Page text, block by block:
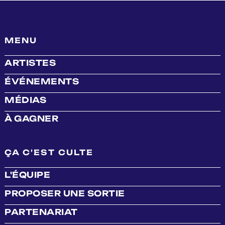
MENU
ARTISTES
ÉVÉNEMENTS
MÉDIAS
À GAGNER
ÇA C'EST CULTE
L'ÉQUIPE
PROPOSER UNE SORTIE
PARTENARIAT